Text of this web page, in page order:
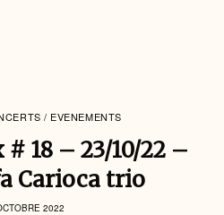
/ EVENEMENTS
# 18 – 23/10/22 –
Carioca trio
2022